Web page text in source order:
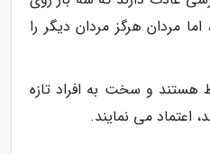
مردان هرگز مردان دیگر را
هستند و سخت به افراد تازه
اعتماد می نمایند.